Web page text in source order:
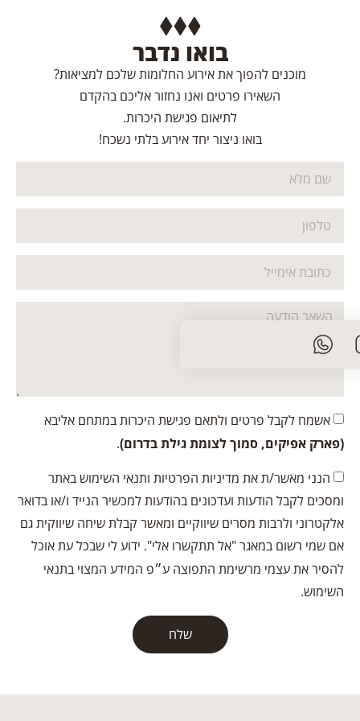
בואו נדבר
מוכנים להפוך את אירוע החלומות שלכם למציאות?
השאירו פרטים ואנו נחזור אליכם בהקדם
לתיאום פגישת היכרות.
בואו ניצור יחד אירוע בלתי נשכח!
אשמח לקבל פרטים ולתאם פגישת היכרות במתחם אליבא
(פארק אפיקים, סמוך לצומת גילת בדרום)⁠.
הנני מאשר/ת את מדיניות הפרטיות ותנאי השימוש באתר
ומסכים לקבל הודעות ועדכונים בהודעות למכשיר הנייד ו/או בדואר
אלקטרוני ולרבות מסרים שיווקיים ומאשר קבלת שיחה שיווקית גם
אם שמי רשום במאגר "אל תתקשרו אלי". ידוע לי שבכל עת אוכל
להסיר את עצמי מרשימת התפוצה ע״פ המידע המצוי בתנאי
השימוש.
שלח